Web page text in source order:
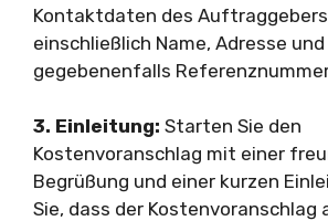
Kontaktdaten des
einschließlich Name, Adresse und
gegebenenfalls
3. Einleitung: Starten Sie den
Kostenvoranschlag mit einer
Begrüßung und einer kurzen
Sie, dass der Kostenvoranschlag